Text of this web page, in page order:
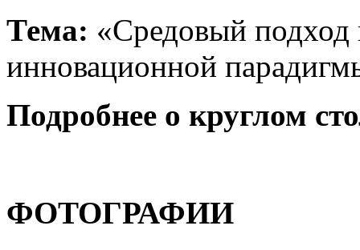
Тема: «Средовый подход
инновационной
Подробнее о круглом
ФОТОГРАФИИ